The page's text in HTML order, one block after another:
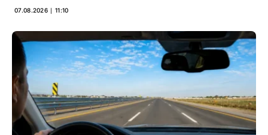
07.08.2026 ∣ 11:10